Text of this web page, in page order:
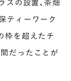
ティーワーク
枠を超えたチ
だったことが